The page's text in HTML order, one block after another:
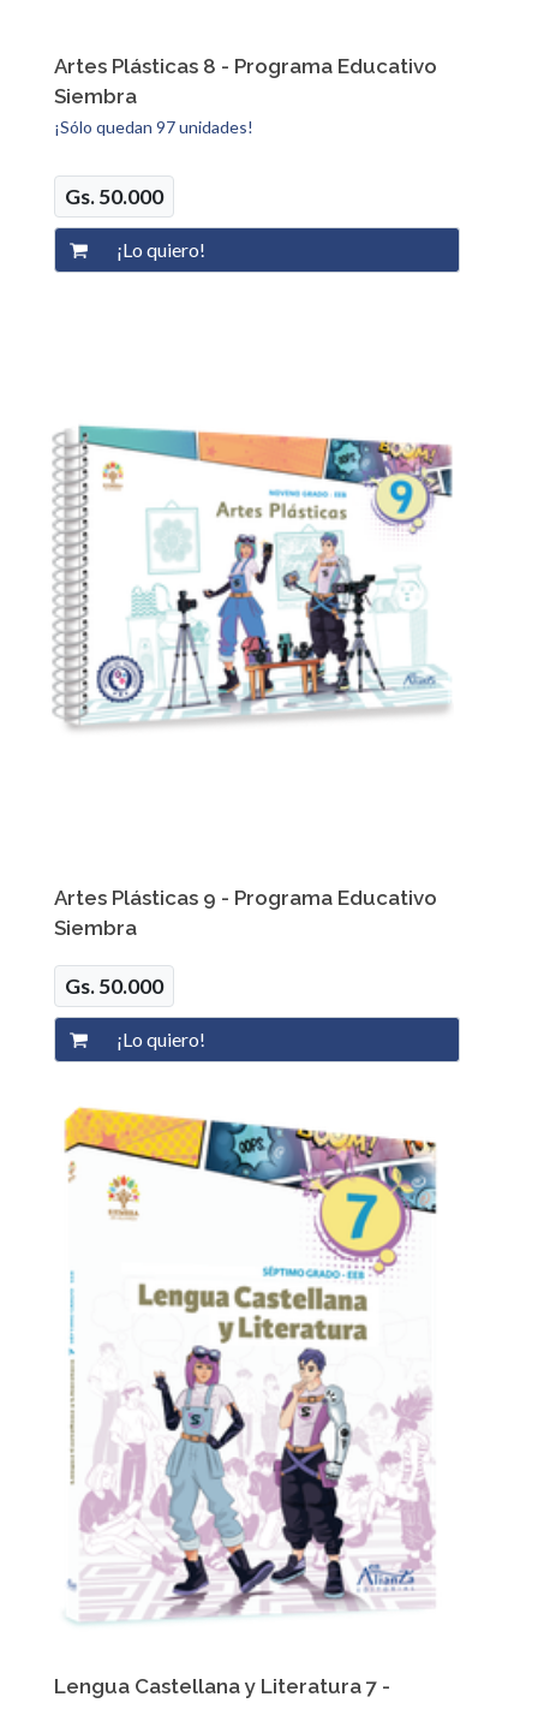
Artes Plásticas 8 - Programa Educativo
Siembra
¡Sólo quedan 97 unidades!
Gs. 50.000
Artes Plásticas 9 - Programa Educativo
Siembra
Gs. 50.000
Lengua Castellana y Literatura 7 -